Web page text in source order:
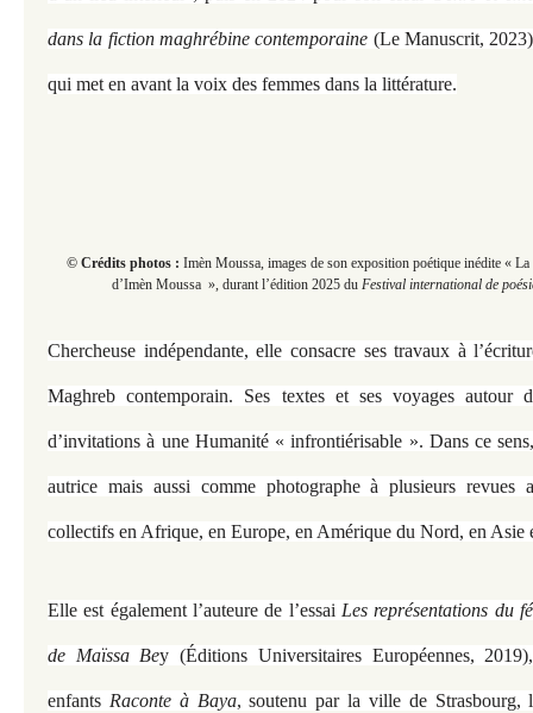
dans la fiction maghrébine contemporaine (Le Manuscrit,
qui met en avant la voix des femmes dans la littérature.
© Crédits photos : Imèn Moussa, images de son exposition poétique inédite «
d’Imèn Moussa », durantl’édition 2025 du Festival international de
Chercheuse indépendante, elle consacre ses travaux à
Maghreb contemporain. Ses textes et ses voyages autour
d’invitations à une Humanité « infrontiérisable ». Dans ce
autrice mais aussi comme photographe à plusieurs revues
collectifs en Afrique, en Europe, en Amérique du Nord, en Asie
Elle est également l’auteure de l’essai Les représentations du
de Maïssa Bey (Éditions Universitaires Européennes,
enfants Raconte à Baya, soutenu par la ville de Strasbourg,